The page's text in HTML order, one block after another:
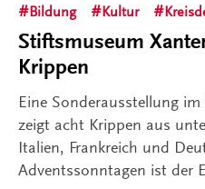
Bildung
Kultur
Stiftsmuseum
Krippen
Eine Sonderausstellung
zeigt acht Krippen aus
Italien, Frankreich und
Adventssonntagen ist der